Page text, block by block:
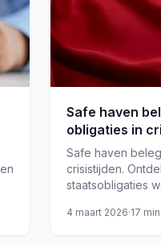
Safe haven
obligaties in
Safe haven
crisistijden.
staatsobligaties
4 maart 2026·17